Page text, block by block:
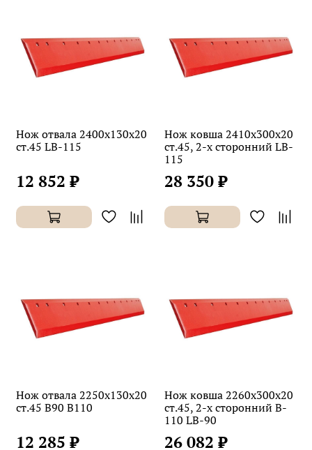
Нож отвала 2400х130х20
ст.45 LB-115
12 852 ₽
Нож ковша 2410х300х20
ст.45, 2-х сторонний LB-
115
28 350 ₽
Нож отвала 2250х130х20
ст.45 B90 B110
12 285 ₽
Нож ковша 2260х300х20
ст.45, 2-х сторонний B-
110 LB-90
26 082 ₽